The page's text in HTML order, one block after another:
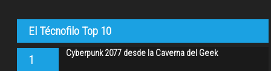
El Técnofilo Top 10
1 Cyberpunk 2077 desde la Caverna del Geek